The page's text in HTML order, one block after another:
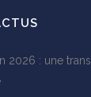
2026 : une